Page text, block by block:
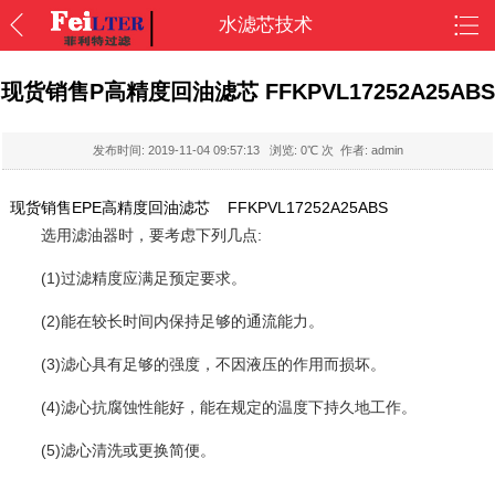
水滤芯技术
现货销售P高精度回油滤芯 FFKPVL17252A25ABS
发布时间: 2019-11-04 09:57:13浏览: 0℃ 次 作者: admin
现货销售EPE高精度回油滤芯 FFKPVL17252A25ABS
选用滤油器时，要考虑下列几点:
(1)过滤精度应满足预定要求。
(2)能在较长时间内保持足够的通流能力。
(3)滤心具有足够的强度，不因液压的作用而损坏。
(4)滤心抗腐蚀性能好，能在规定的温度下持久地工作。
(5)滤心清洗或更换简便。